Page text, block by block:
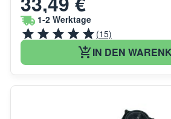
1-2 Werktage
(15)
IN DEN